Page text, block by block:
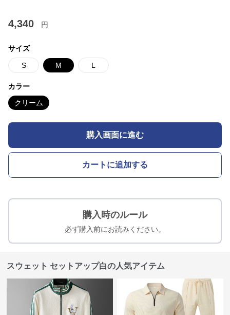
4,340 円
サイズ
S M L
カラー
クリーム
購入画面に進む
カートに追加する
購入時のルール
必ず購入前にお読みください。
スウェット セットアップ白の人気アイテム